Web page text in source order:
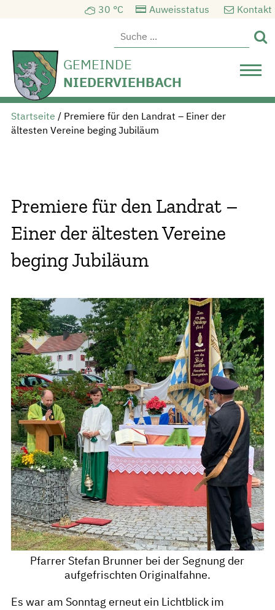
Auweisstatus Kontakt

30 °C
GEMEINDE
NIEDERVIEHBACH
Startseite / Premiere für den Landrat – Einer der
ältesten Vereine beging Jubiläum
Premiere für den Landrat –
Einer der ältesten Vereine
beging Jubiläum
Pfarrer Stefan Brunner bei der Segnung der
aufgefrischten Originalfahne.
Es war am Sonntag erneut ein Lichtblick im